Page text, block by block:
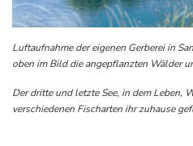
Luftaufnahme der eigenen Gerberei in
oben im Bild die angepflanzten Wälder
Der dritte und letzte See, in dem Leben,
verschiedenen Fischarten ihr zuhause